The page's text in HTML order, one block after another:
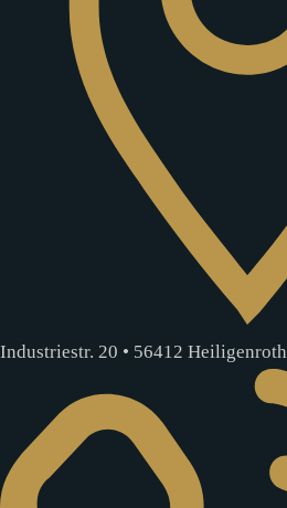
Industriestr. 20 • 56412 Heiligenroth